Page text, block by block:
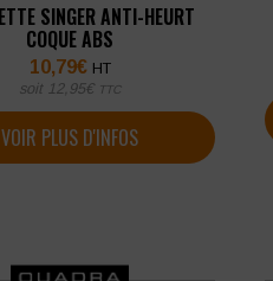
SINGER ANTI-HEURT
COQUE ABS
10,79€ HT
soit 12,95€ TTC
VOIR PLUS D'INFOS